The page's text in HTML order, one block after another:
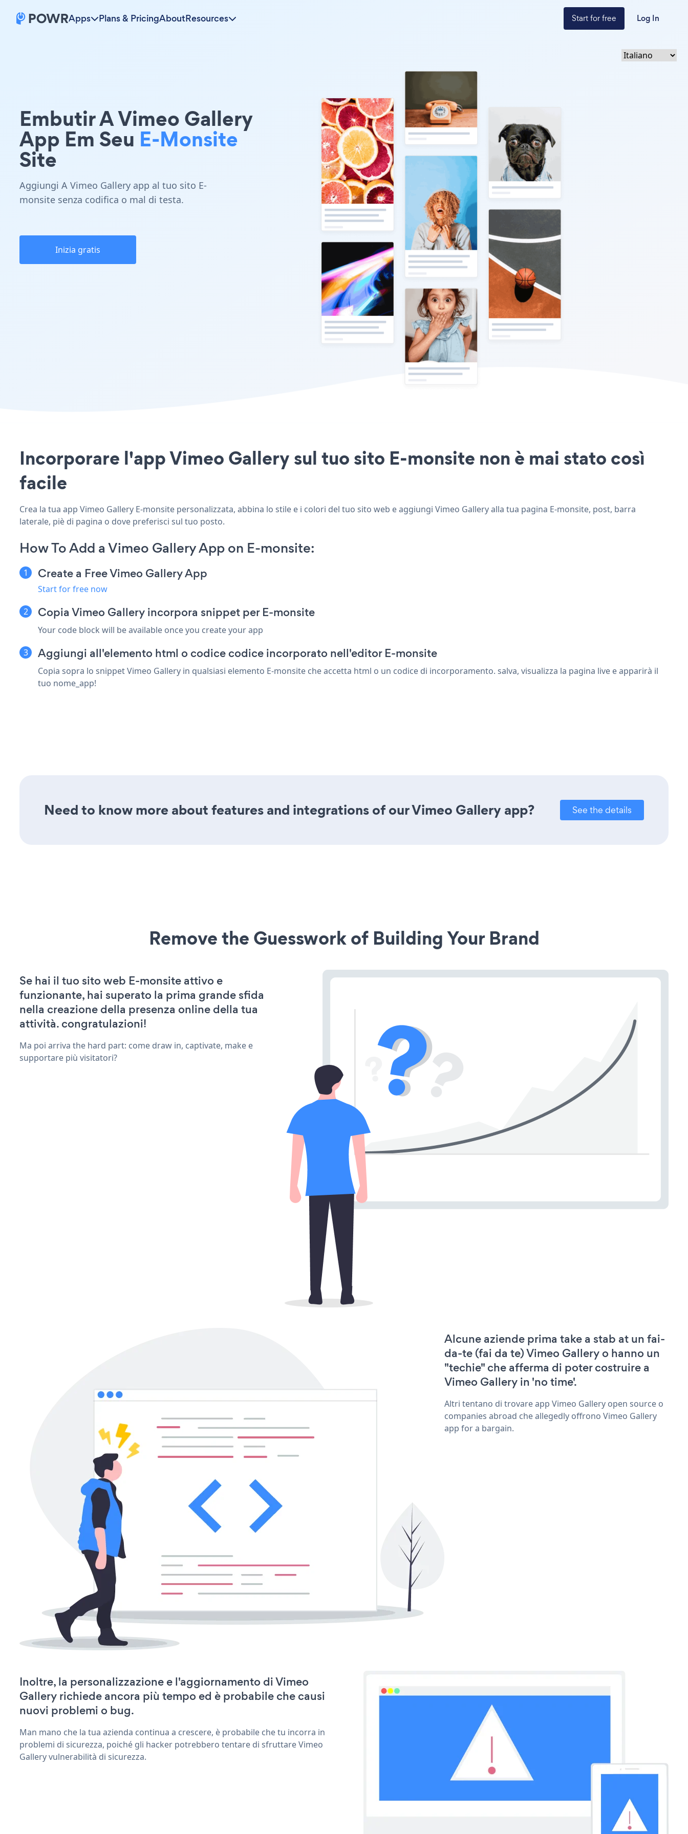
Apps Plans & PricingAboutResources Start for free Log In
Embutir A Vimeo Gallery
App Em Seu E-Monsite
Site
Aggiungi A Vimeo Gallery app al tuo sito E-
monsite senza codifica o mal di testa.
Inizia gratis
Incorporare l'app Vimeo Gallery sul tuo sito E-monsite non è mai stato così
facile
Crea la tua app Vimeo Gallery E-monsite personalizzata, abbina lo stile e i colori del tuo sito web e aggiungi Vimeo Gallery alla tua pagina E-monsite, post, barra
laterale, piè di pagina o dove preferisci sul tuo posto.
How To Add a Vimeo Gallery App on E-monsite:
Create a Free Vimeo Gallery App
Start for free now
Copia Vimeo Gallery incorpora snippet per E-monsite
Your code block will be available once you create your app
Aggiungi all'elemento html o codice codice incorporato nell'editor E-monsite
Copia sopra lo snippet Vimeo Gallery in qualsiasi elemento E-monsite che accetta html o un codice di incorporamento. salva, visualizza la pagina live e apparirà il
tuo nome_app!
Need to know more about features and integrations of our Vimeo Gallery app? See the details
Remove the Guesswork of Building Your Brand
Se hai il tuo sito web E-monsite attivo e
funzionante, hai superato la prima grande sfida
nella creazione della presenza online della tua
attività. congratulazioni!
Ma poi arriva the hard part: come draw in, captivate, make e
supportare più visitatori?
Alcune aziende prima take a stab at un fai-
da-te (fai da te) Vimeo Gallery o hanno un
"techie" che afferma di poter costruire a
Vimeo Gallery in 'no time'.
Altri tentano di trovare app Vimeo Gallery open source o
companies abroad che allegedly offrono Vimeo Gallery
app for a bargain.
Inoltre, la personalizzazione e l'aggiornamento di Vimeo
Gallery richiede ancora più tempo ed è probabile che causi
nuovi problemi o bug.
Man mano che la tua azienda continua a crescere, è probabile che tu incorra in
problemi di sicurezza, poiché gli hacker potrebbero tentare di sfruttare Vimeo
Gallery vulnerabilità di sicurezza.